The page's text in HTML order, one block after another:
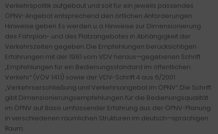
Verkehrspolitik aufgebaut und soll für ein jeweils passendes
ÖPNV-Angebot entsprechend den örtlichen Anforderungen
Hinweise geben. Es werden u. a. Hinweise zur Dimensionierung
des Fahrplan- und des Platzangebotes in Abhängigkeit der
Verkehrszeiten gegeben. Die Empfehlungen berücksichtigen
Erfahrungen mit der 1981 vom VDV heraus¬gegebenen Schrift
„Empfehlungen für ein Bedienungsstandard im öffentlichen
Verkehr“ (VÖV 1.41.1) sowie der VDV-Schrift 4 aus 6/2001
„Verkehrserschließung und Verkehrsangebot im ÖPNV“. Die Schrift
gibt Dimensionierungsempfehlungen für die Bedienungsqualität
im ÖPNV auf Basis umfassender Erfahrung aus der ÖPNV-Planung
in verschiedenen räumlichen Strukturen im deutsch¬sprachigen
Raum.